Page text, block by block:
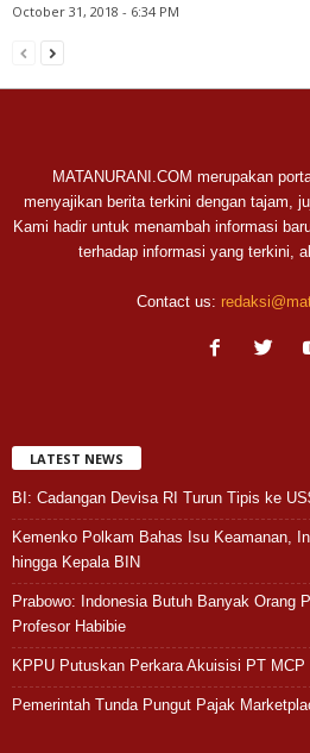
October 31, 2018 - 6:34 PM
MATANURANI.COM merupakan
menyajikan berita terkini dengan tajam,
Kami hadir untuk menambah informasi
terhadap informasi yang terkini,
Contact us:
LATEST NEWS
BI: Cadangan Devisa RI Turun Tipis ke
Kemenko Polkam Bahas Isu Keamanan,
hingga Kepala BIN
Prabowo: Indonesia Butuh Banyak Orang
Profesor Habibie
KPPU Putuskan Perkara Akuisisi PT MCP
Pemerintah Tunda Pungut Pajak